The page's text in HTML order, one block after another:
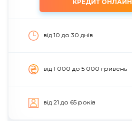
КРЕДИТ ОНЛАЙН
від 10 до 30 днiв
вiд 1 000 до 5 000 гривень
вiд 21 до 65 рокiв